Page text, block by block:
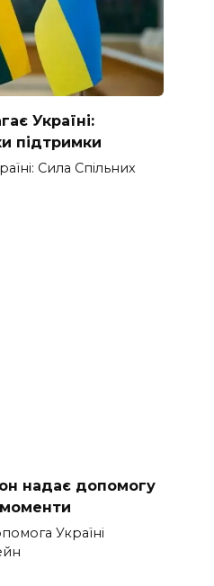
Україні:
підтримки
Сила Спільних
надає допомогу
моменти
Україні